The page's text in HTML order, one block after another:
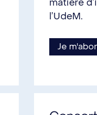
matière
l’UdeM.
Je